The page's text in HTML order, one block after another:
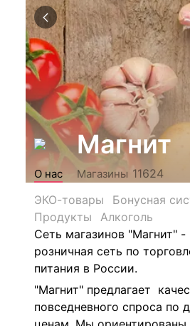
Магнит
О нас Магазины 11624
ЭКО-товары
Бонусная
Продукты
Алкоголь
Сеть магазинов "Магнит"
розничная сеть по
питания в России.
"Магнит" предлагает
повседневного спроса по